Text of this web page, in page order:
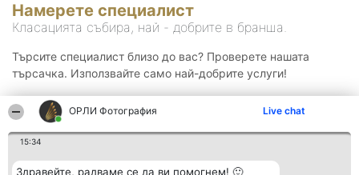
ОРЛИ Фотография Live chat
15:34
Здравейте, радваме се да ви помогнем! 🙂
Намерете специалист
Класацията събира, най - добрите в бранша.
Търсите специалист близо до вас? Проверете нашата
търсачка. Използвайте само най-добрите услуги!